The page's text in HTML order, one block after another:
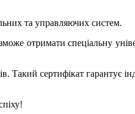
та управляючих систем.
отримати спеціальну
Такий сертифікат гарантує